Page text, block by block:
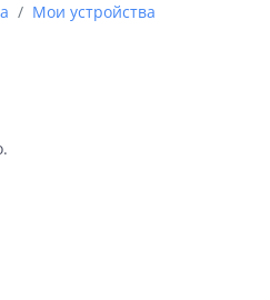
Мои устройства